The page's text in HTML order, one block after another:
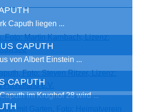
Caputh liegen ...
CAPUTH
von Albert Einstein ...
CAPUTH
im Krughof 28 wird ...